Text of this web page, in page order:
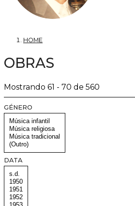
HOME
OBRAS
Mostrando 61 - 70 de 560
GÉNERO
DATA